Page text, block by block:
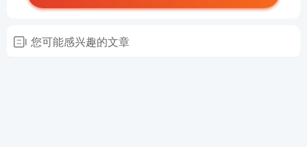
您可能感兴趣的文章